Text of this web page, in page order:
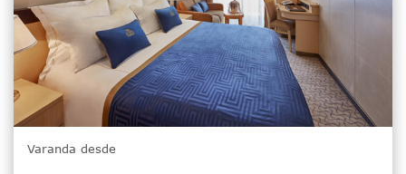
Varanda desde